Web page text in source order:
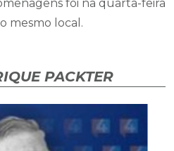
foi na quarta-feira
mesmo local.
PACKTER